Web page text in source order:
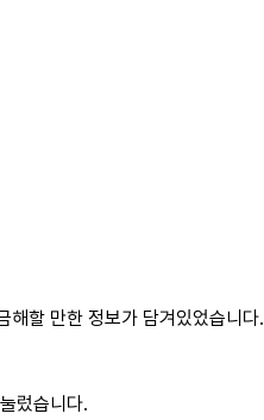
해할 만한 정보가 담겨있었습니다.
렀습니다.